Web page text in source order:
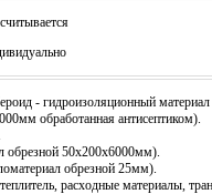
- гидроизоляционный
обработанная антисептиком).
обрезной 50х200х6000мм).
обрезной 25мм).
расходные материалы,